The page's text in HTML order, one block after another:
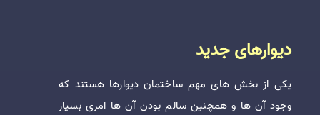
دیوارهای جدید
یکی از بخش های مهم ساختمان دیوارها هستند که
وجود آن ها و همچنین سالم بودن آن ها امری بسیار